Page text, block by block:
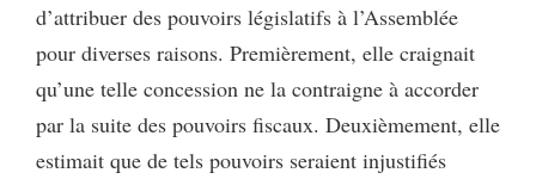
d’attribuer des pouvoirs législatifs à l’Assemblée
pour diverses raisons. Premièrement, elle craignait
qu’une telle concession ne la contraigne à accorder
par la suite des pouvoirs fiscaux. Deuxièmement, elle
estimait que de tels pouvoirs seraient injustifiés